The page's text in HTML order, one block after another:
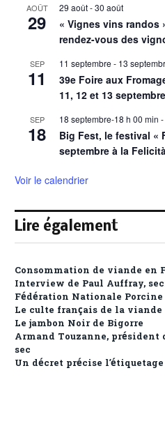
AOÛT
29
29 août-30 août
« Vignes vins randos
rendez-vous des
SEP
11
11 septembre - 13
39e Foire aux
11, 12 et 13 septembre
SEP
18
18 septembre-18 h 00 min -
Big Fest, le festival «
septembre à la Felicità
Voir le calendrier
Lire également
Consommation de viande en
Interview de Paul Auffray,
Fédération Nationale Porcine
Le culte français de la viande
Le jambon Noir de Bigorre
Armand Touzanne, président
sec
Un décret précise l’étiquetage